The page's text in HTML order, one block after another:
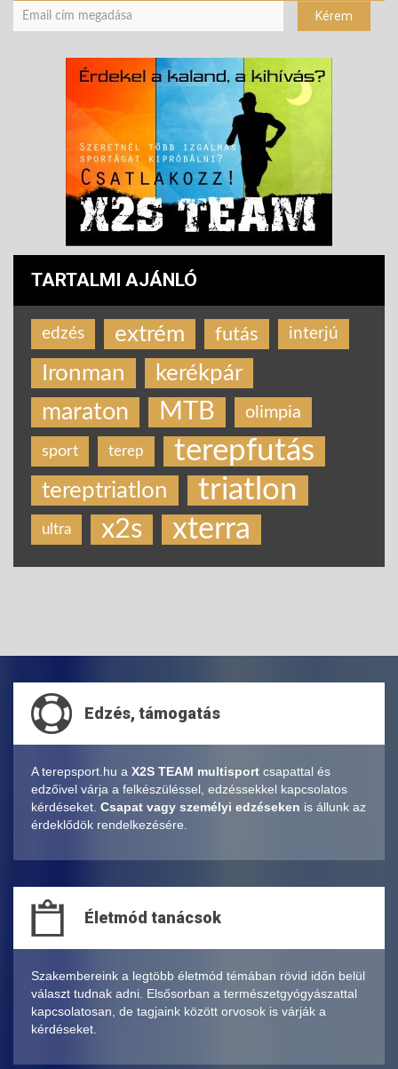
TARTALMI AJÁNLÓ
edzés extrém futás interjú
Ironman kerékpár
maraton MTB olimpia
sport terep terepfutás
tereptriatlon triatlon
ultra x2s xterra
Edzés, támogatás
A terepsport.hu a X2S TEAM multisport csapattal és
edzőivel várja a felkészüléssel, edzéssekkel kapcsolatos
kérdéseket. Csapat vagy személyi edzéseken is állunk az
érdeklődök rendelkezésére.
Életmód tanácsok
Szakembereink a legtöbb életmód témában rövid időn belül
választ tudnak adni. Elsősorban a természetgyógyászattal
kapcsolatosan, de tagjaink között orvosok is várják a
kérdéseket.